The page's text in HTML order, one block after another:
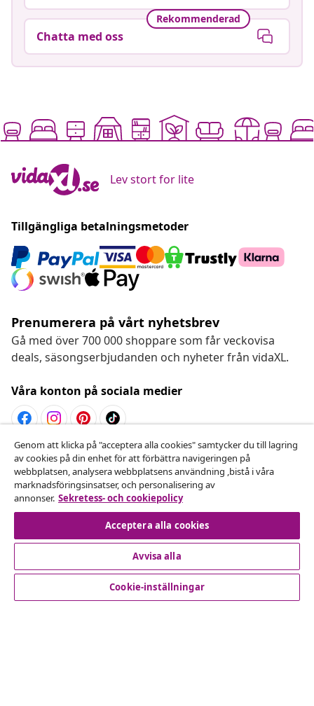
Rekommenderad
Chatta med oss
Lev stort for lite
Tillgängliga betalningsmetoder
Prenumerera på vårt nyhetsbrev
Gå med över 700 000 shoppare som får veckovisa
deals, säsongserbjudanden och nyheter från vidaXL.
Våra konton på sociala medier
Avbryta avtalet
Skicka in en begäran om uttag för din beställning.
Avbryta avtalet
Kundservice
Genom att klicka på "acceptera alla cookies" samtycker du till lagring
av cookies på din enhet för att förbättra navigeringen på
webbplatsen, analysera webbplatsens användning ,bistå i våra
marknadsföringsinsatser, och personalisering av
annonser. Sekretess- och cookiepolicy
Acceptera alla cookies
Avvisa alla
Cookie-inställningar